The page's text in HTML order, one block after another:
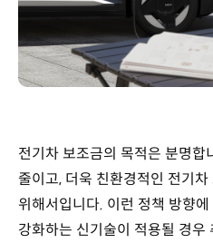
전기차 보조금의 목적은 분명합
줄이고, 더욱 친환경적인 전기
위해서입니다. 이런 정책 방향
강화하는 신기술이 적용될 경우